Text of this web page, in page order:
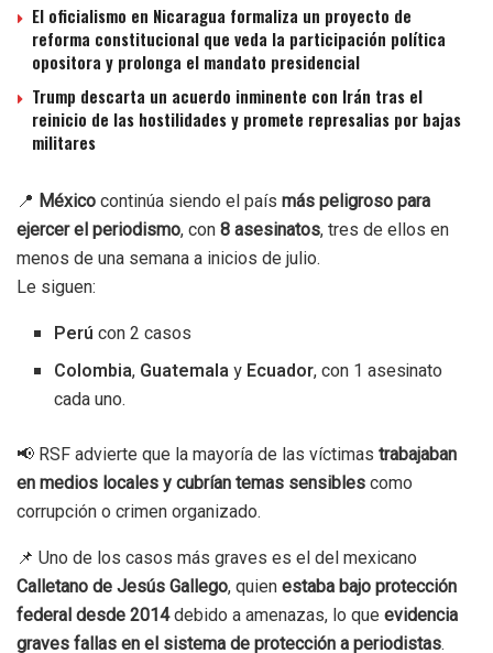
El oficialismo en Nicaragua formaliza un proyecto de
reforma constitucional que veda la participación política
opositora y prolonga el mandato presidencial
Trump descarta un acuerdo inminente con Irán tras el
reinicio de las hostilidades y promete represalias por bajas
militares
📍 México continúa siendo el país más peligroso para
ejercer el periodismo, con 8 asesinatos, tres de ellos en
menos de una semana a inicios de julio.
Le siguen:
Perú con 2 casos
Colombia, Guatemalay Ecuador, con 1 asesinato
cada uno.
📢 RSF advierte que la mayoría de las víctimas trabajaban
en medios locales y cubrían temas sensibles como
corrupción o crimen organizado.
📌 Uno de los casos más graves es el del mexicano
Calletano de Jesús Gallego, quien estaba bajo protección
federal desde 2014debido a amenazas, lo que evidencia
graves fallas en el sistema de protección a periodistas.